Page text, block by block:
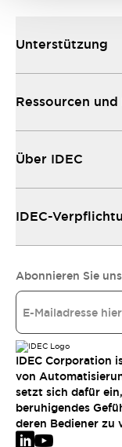
Unterstützung
Ressourcen
Über IDEC
IDEC-
Abonnieren Sie
IDEC Corporation
von
setzt sich dafür
beruhigendes
deren Bediener zu